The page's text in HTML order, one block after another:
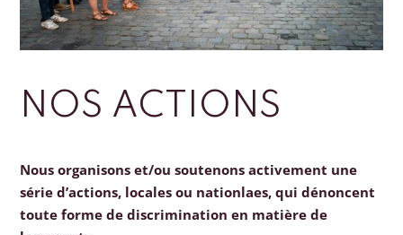
NOS ACTIONS
Nous organisons et/ou soutenons activement une
série d’actions, locales ou nationlaes, qui dénoncent
toute forme de discrimination en matière de